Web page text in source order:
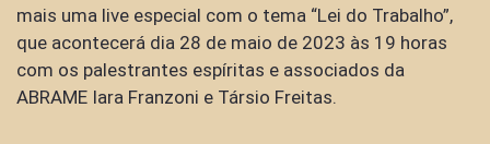
mais uma live especial com o tema “Lei do Trabalho”,
que acontecerá dia 28 de maio de 2023 às 19 horas
com os palestrantes espíritas e associados da
ABRAME Iara Franzoni e Társio Freitas.